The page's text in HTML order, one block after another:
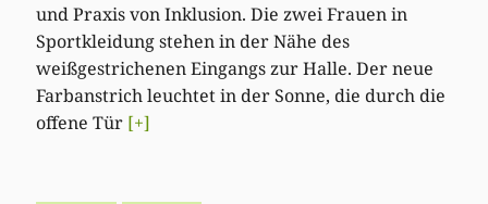
und Praxis von Inklusion. Die zwei Frauen in
Sportkleidung stehen in der Nähe des
weißgestrichenen Eingangs zur Halle. Der neue
Farbanstrich leuchtet in der Sonne, die durch die
offene Tür [+]